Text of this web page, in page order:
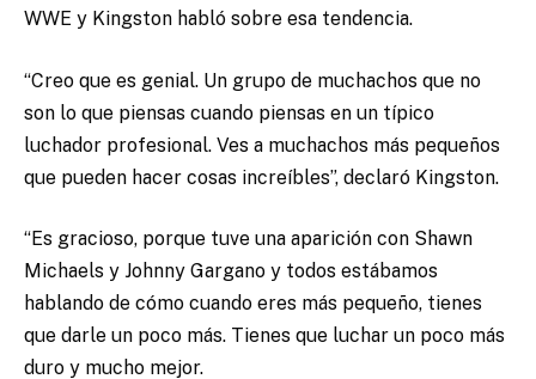
WWE y Kingston habló sobre esa tendencia.
“Creo que es genial. Un grupo de muchachos que no
son lo que piensas cuando piensas en un típico
luchador profesional. Ves a muchachos más pequeños
que pueden hacer cosas increíbles”, declaró Kingston.
“Es gracioso, porque tuve una aparición con Shawn
Michaels y Johnny Gargano y todos estábamos
hablando de cómo cuando eres más pequeño, tienes
que darle un poco más. Tienes que luchar un poco más
duro y mucho mejor.